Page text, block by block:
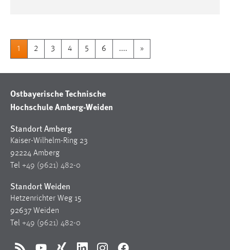
1 2 3 4 5 6 .... »
Ostbayerische Technische
Hochschule Amberg-Weiden
Standort Amberg
Kaiser-Wilhelm-Ring 23
92224 Amberg
Tel +49 (9621) 482-0
Standort Weiden
Hetzenrichter Weg 15
92637 Weiden
Tel +49 (9621) 482-0